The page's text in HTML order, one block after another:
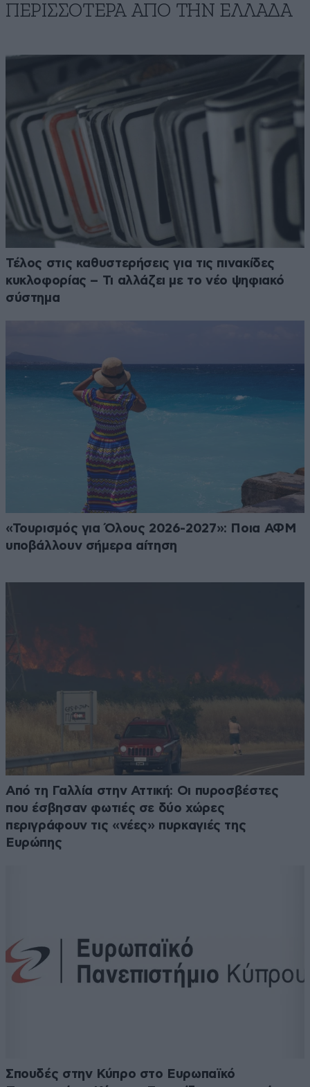
ΠΕΡΙΣΣΟΤΕΡΑ ΑΠΟ ΤΗΝ ΕΛΛΑΔΑ
Τέλος στις καθυστερήσεις για τις πινακίδες
κυκλοφορίας – Τι αλλάζει με το νέο ψηφιακό
σύστημα
«Τουρισμός για Όλους 2026-2027»: Ποια ΑΦΜ
υποβάλλουν σήμερα αίτηση
Από τη Γαλλία στην Αττική: Οι πυροσβέστες
που έσβησαν φωτιές σε δύο χώρες
περιγράφουν τις «νέες» πυρκαγιές της
Ευρώπης
Σπουδές στην Κύπρο στο Ευρωπαϊκό